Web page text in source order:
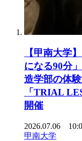
【甲南大学
になる90分
造学部の体
「TRIAL
開催
2026.07.06
甲南大学